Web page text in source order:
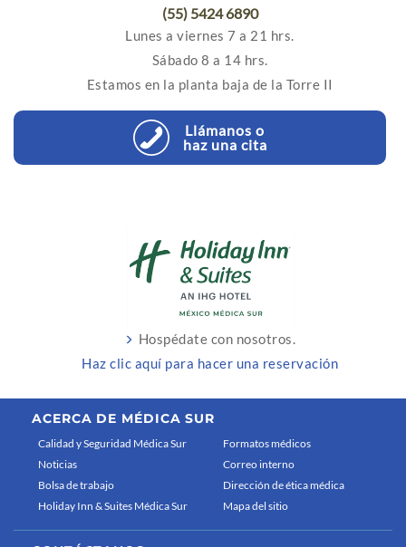
(55) 5424 6890
Lunes a viernes 7 a 21 hrs.
Sábado 8 a 14 hrs.
Estamos en la planta baja de la Torre II
Llámanos o
haz una cita
Hospédate con nosotros.
Haz clic aquí para hacer una reservación
ACERCA DE MÉDICA SUR
Calidad y Seguridad Médica Sur
Noticias
Bolsa de trabajo
Holiday Inn & Suites Médica Sur
Formatos médicos
Correo interno
Dirección de ética médica
Mapa del sitio